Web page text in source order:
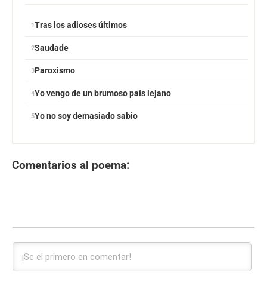
Tras los adioses últimos
Saudade
Paroxismo
Yo vengo de un brumoso país lejano
Yo no soy demasiado sabio
Comentarios al poema: